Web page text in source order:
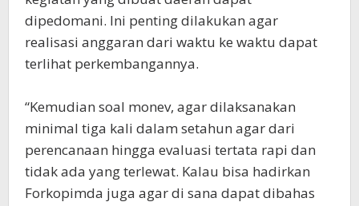
dipedomani. Ini penting dilakukan agar
realisasi anggaran dari waktu ke waktu dapat
terlihat perkembangannya.
“Kemudian soal monev, agar dilaksanakan
minimal tiga kali dalam setahun agar dari
perencanaan hingga evaluasi tertata rapi dan
tidak ada yang terlewat. Kalau bisa hadirkan
Forkopimda juga agar di sana dapat dibahas